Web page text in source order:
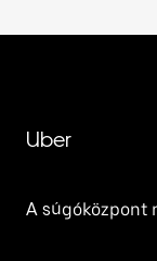
Uber
A súgóközpont